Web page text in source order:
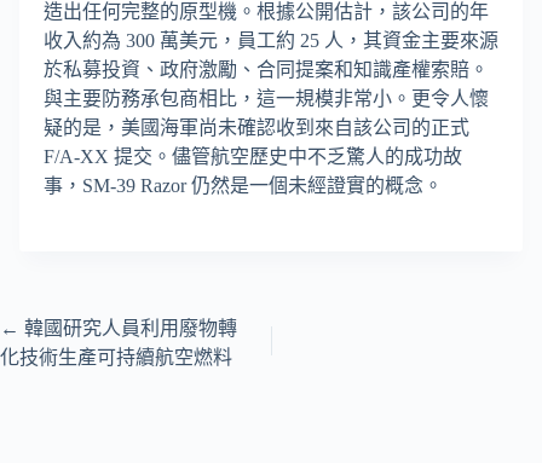
造出任何完整的原型機。根據公開估計，該公司的年
收入約為 300 萬美元，員工約 25 人，其資金主要來源
於私募投資、政府激勵、合同提案和知識產權索賠。
與主要防務承包商相比，這一規模非常小。更令人懷
疑的是，美國海軍尚未確認收到來自該公司的正式
F/A-XX 提交。儘管航空歷史中不乏驚人的成功故
事，SM-39 Razor 仍然是一個未經證實的概念。
← 韓國研究人員利用廢物轉
化技術生產可持續航空燃料